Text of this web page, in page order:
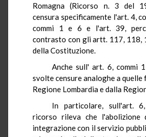
Romagna (Ricorso n. 3 del
censura specificamente l'art. 4,
commi 1 e 6 e l'art. 39,
contrasto con gli artt. 117, 118,
della Costituzione.
Anche sull' art. 6, commi
svolte censure analoghe a
Regione Lombardia e dalla
In particolare, sull'art.
ricorso rileva che
integrazione con il servizio